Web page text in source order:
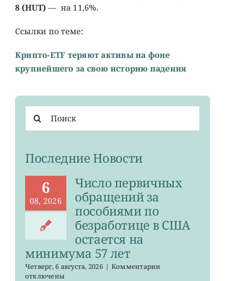
8 (HUT) — на 11,6%.
Ссылки по теме:
Крипто-ETF теряют активы на фоне
крупнейшего за свою историю падения
поиска:
Последние Новости
6
08, 2026
Число первичных
обращений за
пособиями по
безработице в США
остается на
минимума 57 лет
Четверг, 6 августа, 2026 | Комментариик
отключены